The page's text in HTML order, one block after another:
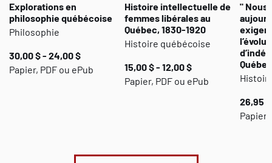
Explorations en
philosophie québécoise
Philosophie
30,00 $ - 24,00 $
Papier, PDF ou ePub
Histoire intellectuelle de
femmes libérales au
Québec, 1830-1920
Histoire québécoise
15,00 $ - 12,00 $
Papier, PDF ou ePub
" Nous
26,95
Papier,